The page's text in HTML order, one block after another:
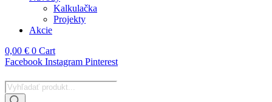
Kalkulačka
Projekty
Akcie
0,00 € 0 Cart
Facebook Instagram Pinterest
Products
search